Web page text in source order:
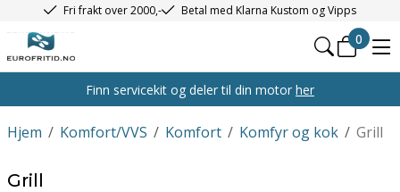
Fri frakt over 2000,- Betal med Klarna Kustom og Vipps
0
Finn servicekit og deler til din motor her
/
Hjem /
Komfort/VVS /
Komfort /
Komfyr og kok Grill
Grill